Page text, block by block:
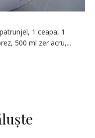
1 ceapa, 1
500 ml zer acru,...